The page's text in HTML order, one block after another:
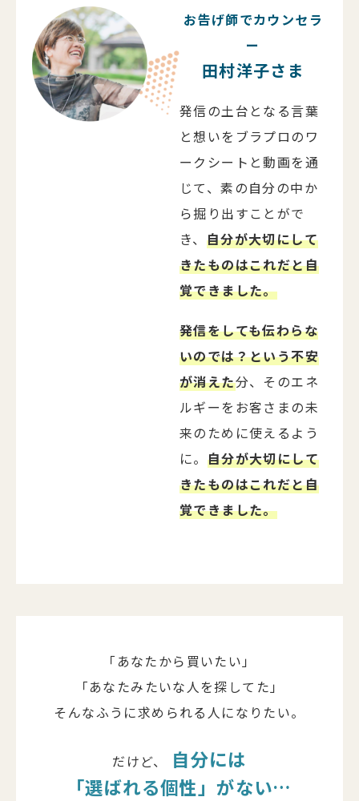
お告げ師でカウンセラ
ー
田村洋子さま
発信の土台となる言葉
と想いをブラプロのワ
ークシートと動画を通
じて、素の自分の中か
ら掘り出すことがで
き、 自分が大切にして
きたものはこれだと自
覚できました。
発信をしても伝わらな
いのでは？という不安
が消えた分、そのエネ
ルギーをお客さまの未
来のために使えるよう
に。 自分が大切にして
きたものはこれだと自
覚できました。
「あなたから買いたい」
「あなたみたいな人を探してた」
そんなふうに求められる人になりたい。
だけど、
自分には
「選ばれる個性」がない…